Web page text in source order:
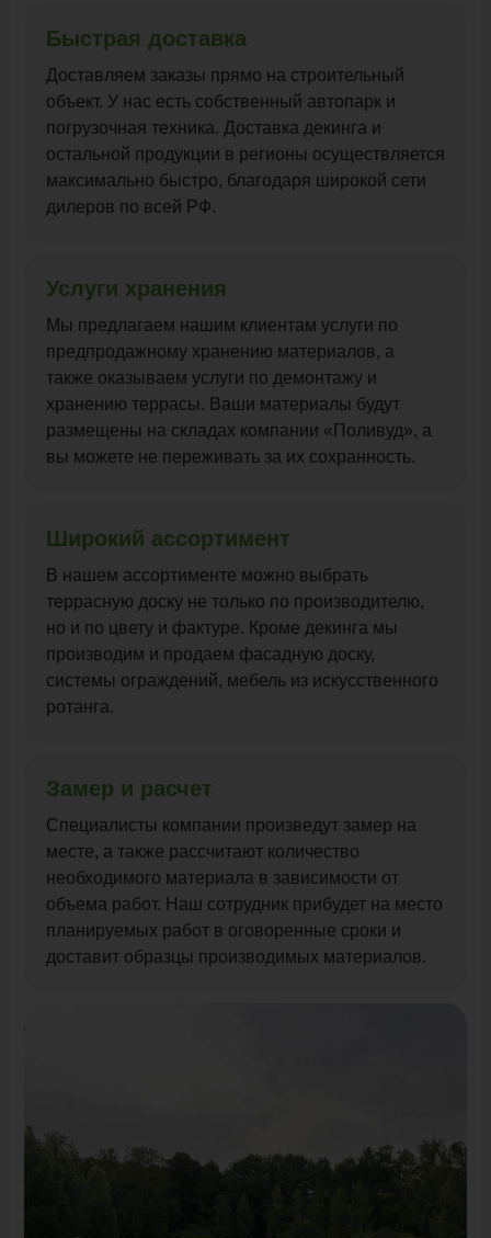
Быстрая доставка
Доставляем заказы прямо на строительный
объект. У нас есть собственный автопарк и
погрузочная техника. Доставка декинга и
остальной продукции в регионы осуществляется
максимально быстро, благодаря широкой сети
дилеров по всей РФ.
Услуги хранения
Мы предлагаем нашим клиентам услуги по
предпродажному хранению материалов, а
также оказываем услуги по демонтажу и
хранению террасы. Ваши материалы будут
размещены на складах компании «Поливуд», а
вы можете не переживать за их сохранность.
Широкий ассортимент
В нашем ассортименте можно выбрать
террасную доску не только по производителю,
но и по цвету и фактуре. Кроме декинга мы
производим и продаем фасадную доску,
системы ограждений, мебель из искусственного
ротанга.
Замер и расчет
Специалисты компании произведут замер на
месте, а также рассчитают количество
необходимого материала в зависимости от
объема работ. Наш сотрудник прибудет на место
планируемых работ в оговоренные сроки и
доставит образцы производимых материалов.